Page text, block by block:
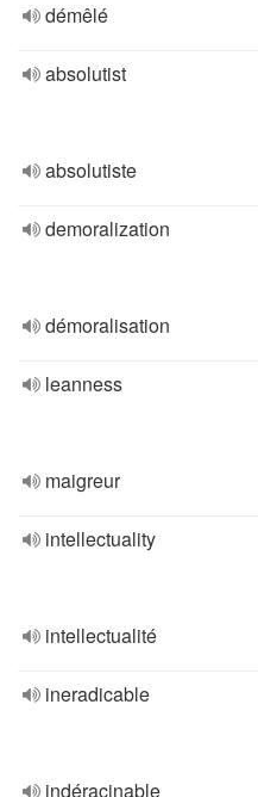
démêlé
absolutist
absolutiste
demoralization
démoralisation
leanness
maigreur
intellectuality
intellectualité
ineradicable
indéracinable